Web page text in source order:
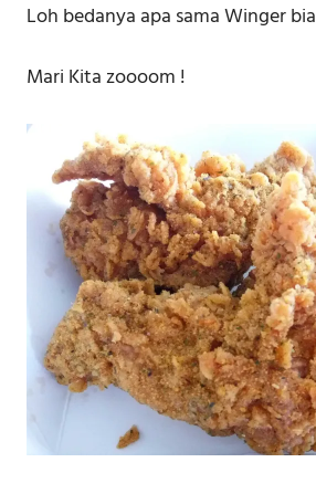
Loh bedanya apa sama Winger
Mari Kita zoooom !